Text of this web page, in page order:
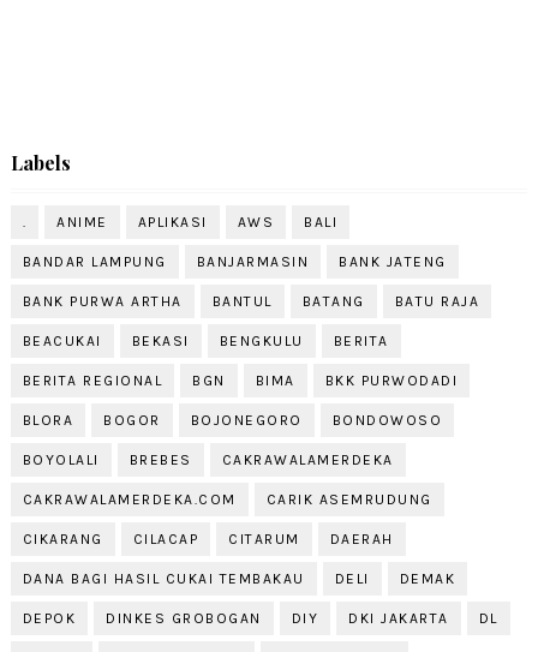
Labels
ANIME APLIKASI AWS BALI
BANDAR LAMPUNG BANJARMASIN BANK JATENG
BANK PURWA ARTHA BANTUL BATANG BATU RAJA
BEACUKAI BEKASI BENGKULU BERITA
BERITA REGIONAL BGN BIMA BKK PURWODADI
BLORA BOGOR BOJONEGORO BONDOWOSO
BOYOLALI BREBES CAKRAWALAMERDEKA
CAKRAWALAMERDEKA.COM CARIK ASEMRUDUNG
CIKARANG CILACAP CITARUM DAERAH
DANA BAGI HASIL CUKAI TEMBAKAU DELI DEMAK
DEPOK DINKES GROBOGAN DIY DKI JAKARTA DL